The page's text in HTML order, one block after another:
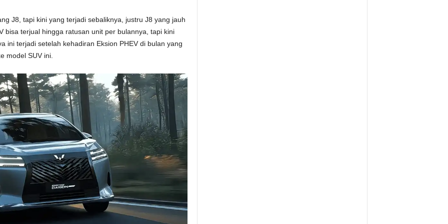
J8, tapi kini yang terjadi sebaliknya, justru J8 yang jauh
bisa terjual hingga ratusan unit per bulannya, tapi kini
ini terjadi setelah kehadiran Eksion PHEV di bulan yang
model SUV ini.